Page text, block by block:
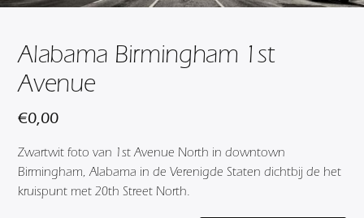
Alabama Birmingham 1st
Avenue
€0,00
Zwartwit foto van 1st Avenue North in downtown
Birmingham, Alabama in de Verenigde Staten dichtbij de het
kruispunt met 20th Street North.